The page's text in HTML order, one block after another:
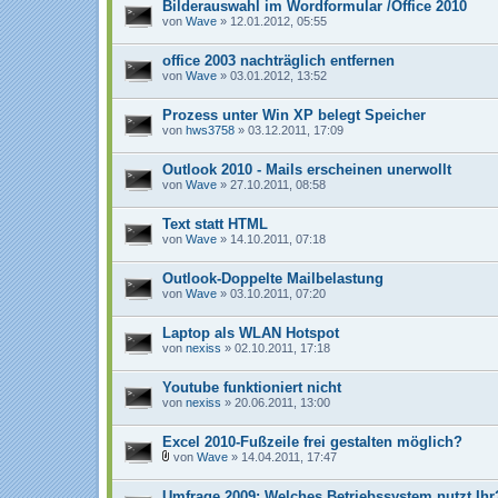
Bilderauswahl im Wordformular /Office 2010
von Wave » 12.01.2012, 05:55
office 2003 nachträglich entfernen
von Wave » 03.01.2012, 13:52
Prozess unter Win XP belegt Speicher
von hws3758 » 03.12.2011, 17:09
Outlook 2010 - Mails erscheinen unerwollt
von Wave » 27.10.2011, 08:58
Text statt HTML
von Wave » 14.10.2011, 07:18
Outlook-Doppelte Mailbelastung
von Wave » 03.10.2011, 07:20
Laptop als WLAN Hotspot
von nexiss » 02.10.2011, 17:18
Youtube funktioniert nicht
von nexiss » 20.06.2011, 13:00
Excel 2010-Fußzeile frei gestalten möglich?
a
t
von Wave » 14.04.2011, 17:47